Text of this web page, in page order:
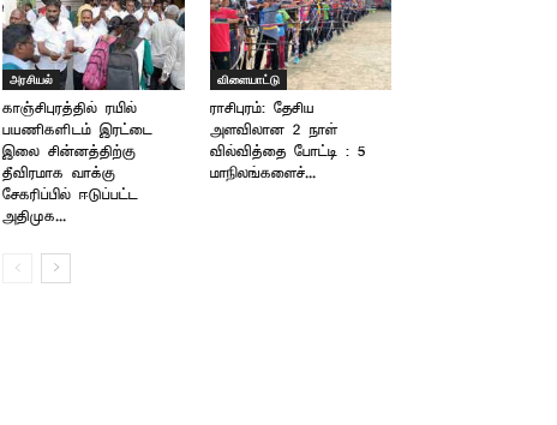
அரசியல்
காஞ்சிபுரத்தில் ரயில்
பயணிகளிடம் இரட்டை
இலை சின்னத்திற்கு
தீவிரமாக வாக்கு
சேகரிப்பில் ஈடுப்பட்ட
அதிமுக...
விளையாட்டு
ராசிபுரம்: தேசிய
அளவிலான 2 நாள்
வில்வித்தை போட்டி : 5
மாநிலங்களைச்...